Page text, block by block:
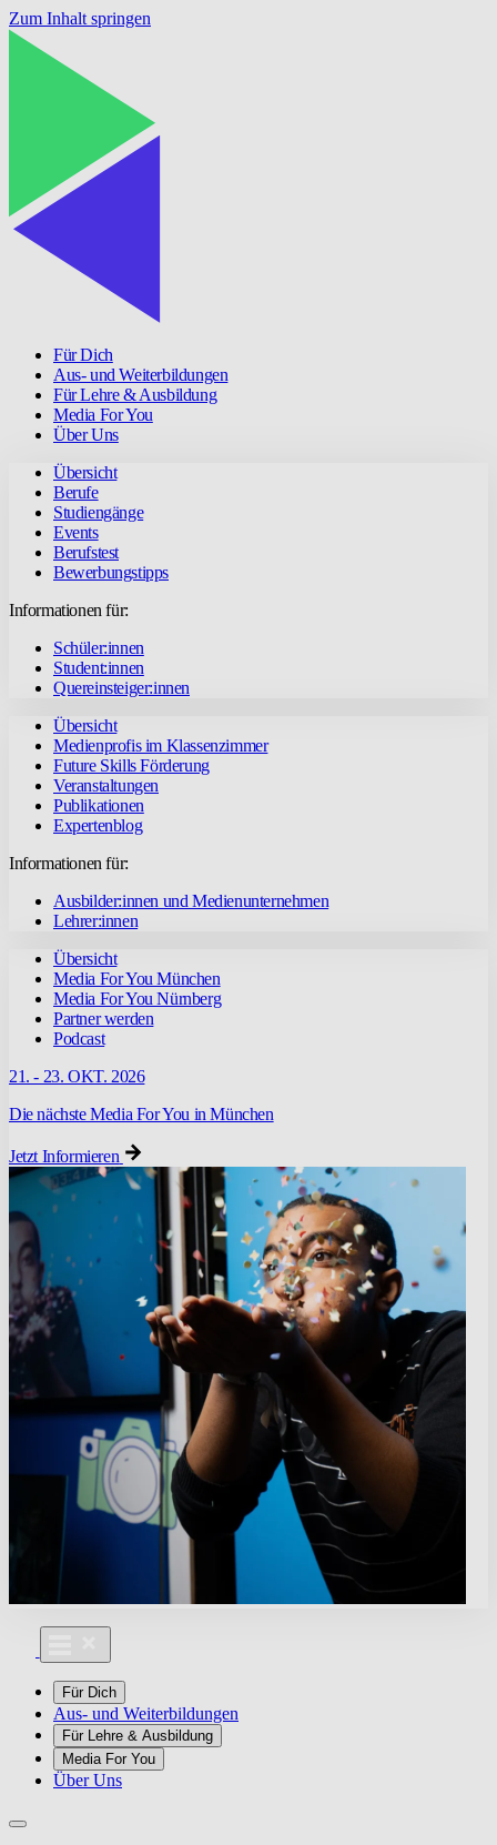
Zum Inhalt springen
Für Dich
Aus- und Weiterbildungen
Für Lehre & Ausbildung
Media For You
Über Uns
Übersicht
Berufe
Studiengänge
Events
Berufstest
Bewerbungstipps
Informationen für:
Schüler:innen
Student:innen
Quereinsteiger:innen
Übersicht
Medienprofis im Klassenzimmer
Future Skills Förderung
Veranstaltungen
Publikationen
Expertenblog
Informationen für:
Ausbilder:innen und Medienunternehmen
Lehrer:innen
Übersicht
Media For You München
Media For You Nürnberg
Partner werden
Podcast
21. - 23. OKT. 2026
Die nächste Media For You in München
Jetzt Informieren
Für Dich
Aus- und Weiterbildungen
Für Lehre & Ausbildung
Media For You
Über Uns